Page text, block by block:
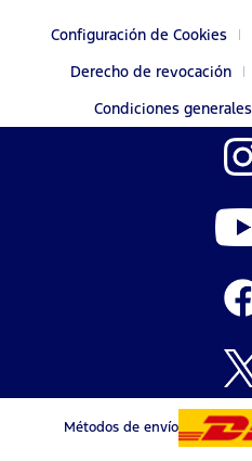
Configuración de Cookies
Derecho de revocación
Condiciones generales
Métodos de envío